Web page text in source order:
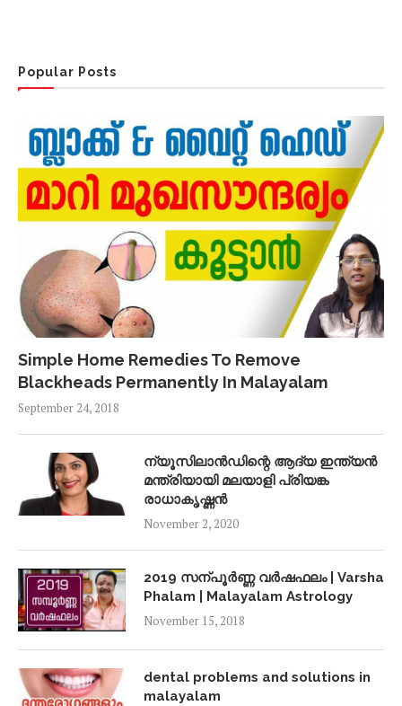
Popular Posts
Simple Home Remedies To Remove
Blackheads Permanently In Malayalam
September 24, 2018
ന്യൂസിലാൻഡിന്റെ ആദ്യ ഇന്ത്യൻ
മന്ത്രിയായി മലയാളി പ്രിയങ്ക
രാധാകൃഷ്ണൻ
November 2, 2020
2019 സന്പൂർണ്ണ വർഷഫലം | Varsha
Phalam | Malayalam Astrology
November 15, 2018
dental problems and solutions in
malayalam